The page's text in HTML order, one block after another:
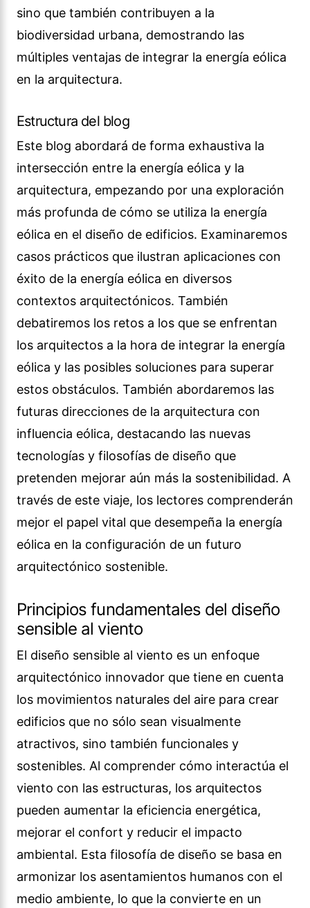
sino que también contribuyen a la
biodiversidad urbana, demostrando las
múltiples ventajas de integrar la energía eólica
en la arquitectura.
Estructura del blog
Este blog abordará de forma exhaustiva la
intersección entre la energía eólica y la
arquitectura, empezando por una exploración
más profunda de cómo se utiliza la energía
eólica en el diseño de edificios. Examinaremos
casos prácticos que ilustran aplicaciones con
éxito de la energía eólica en diversos
contextos arquitectónicos. También
debatiremos los retos a los que se enfrentan
los arquitectos a la hora de integrar la energía
eólica y las posibles soluciones para superar
estos obstáculos. También abordaremos las
futuras direcciones de la arquitectura con
influencia eólica, destacando las nuevas
tecnologías y filosofías de diseño que
pretenden mejorar aún más la sostenibilidad. A
través de este viaje, los lectores comprenderán
mejor el papel vital que desempeña la energía
eólica en la configuración de un futuro
arquitectónico sostenible.
Principios fundamentales del diseño
sensible al viento
El diseño sensible al viento es un enfoque
arquitectónico innovador que tiene en cuenta
los movimientos naturales del aire para crear
edificios que no sólo sean visualmente
atractivos, sino también funcionales y
sostenibles. Al comprender cómo interactúa el
viento con las estructuras, los arquitectos
pueden aumentar la eficiencia energética,
mejorar el confort y reducir el impacto
ambiental. Esta filosofía de diseño se basa en
armonizar los asentamientos humanos con el
medio ambiente, lo que la convierte en un